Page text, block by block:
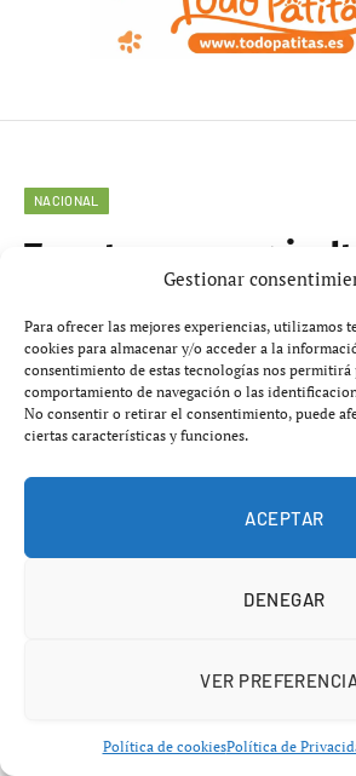
Gestionar
Para ofrecer las mejores experiencias, utilizamos
cookies para almacenar y/o acceder a la
consentimiento de estas tecnologías nos permitirá
comportamiento de navegación o las
No consentir o retirar el consentimiento, puede
ciertas características y funciones.
ACEPTAR
DENEGAR
VER
Política de cookiesPolítica de
NACIONAL
Tomate caro y
arruinados: el colapso
campo español
abril 29, 2026 No hay comentarios 4